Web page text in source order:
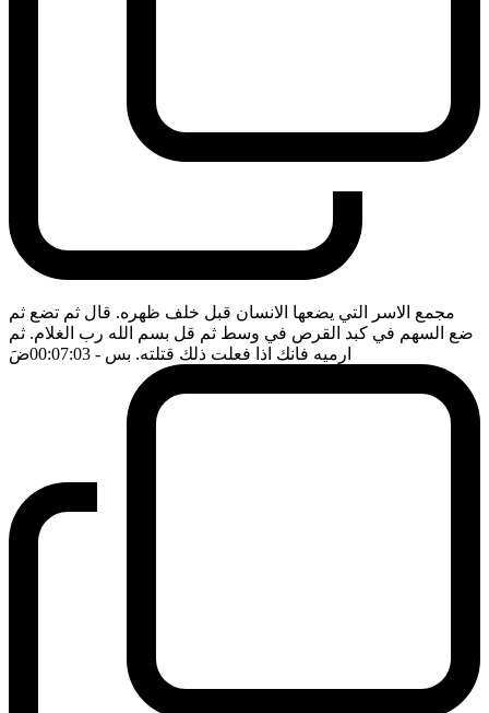
مجمع الاسر التي يضعها الانسان قبل خلف ظهره. قال ثم تضع ثم
ضع السهم في كبد القرص في وسط ثم قل بسم الله رب الغلام. ثم
ارميه فانك اذا فعلت ذلك قتلته. بس - 00:07:03 ضَ